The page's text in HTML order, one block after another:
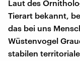
Laut des
Tierart bekannt,
das bei uns
Wüstenvogel
stabilen